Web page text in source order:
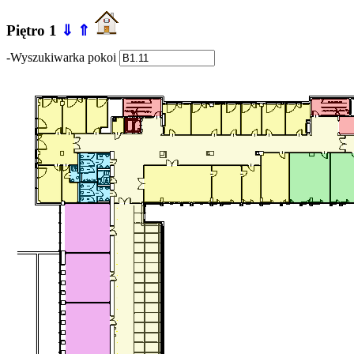
Piętro 1 ⇓ ⇑
-Wyszukiwarka pokoi